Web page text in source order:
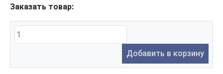
Заказать товар:
Добавить в корзину